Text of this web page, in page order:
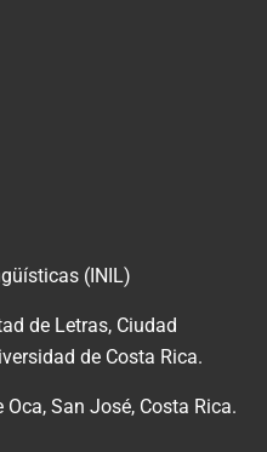
(INIL)
de Letras, Ciudad
de Costa Rica.
San José, Costa Rica.